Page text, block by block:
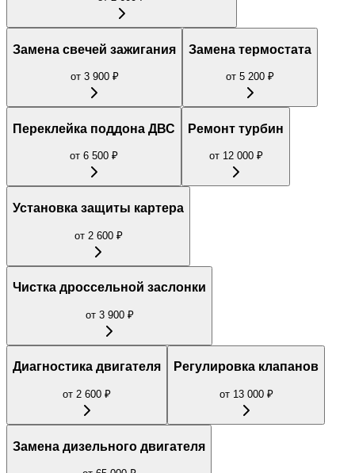
Замена свечей зажигания
от 3 900₽
Замена термостата
от 5 200 ₽
Переклейка поддона ДВС
от 6 500 ₽
Ремонт турбин
от 12 000₽
Установка защиты картера
от 2 600₽
Чистка дроссельной заслонки
от 3 900₽
Диагностика двигателя
от 2 600 ₽
Регулировка клапанов
от 13 000₽
Замена дизельного двигателя